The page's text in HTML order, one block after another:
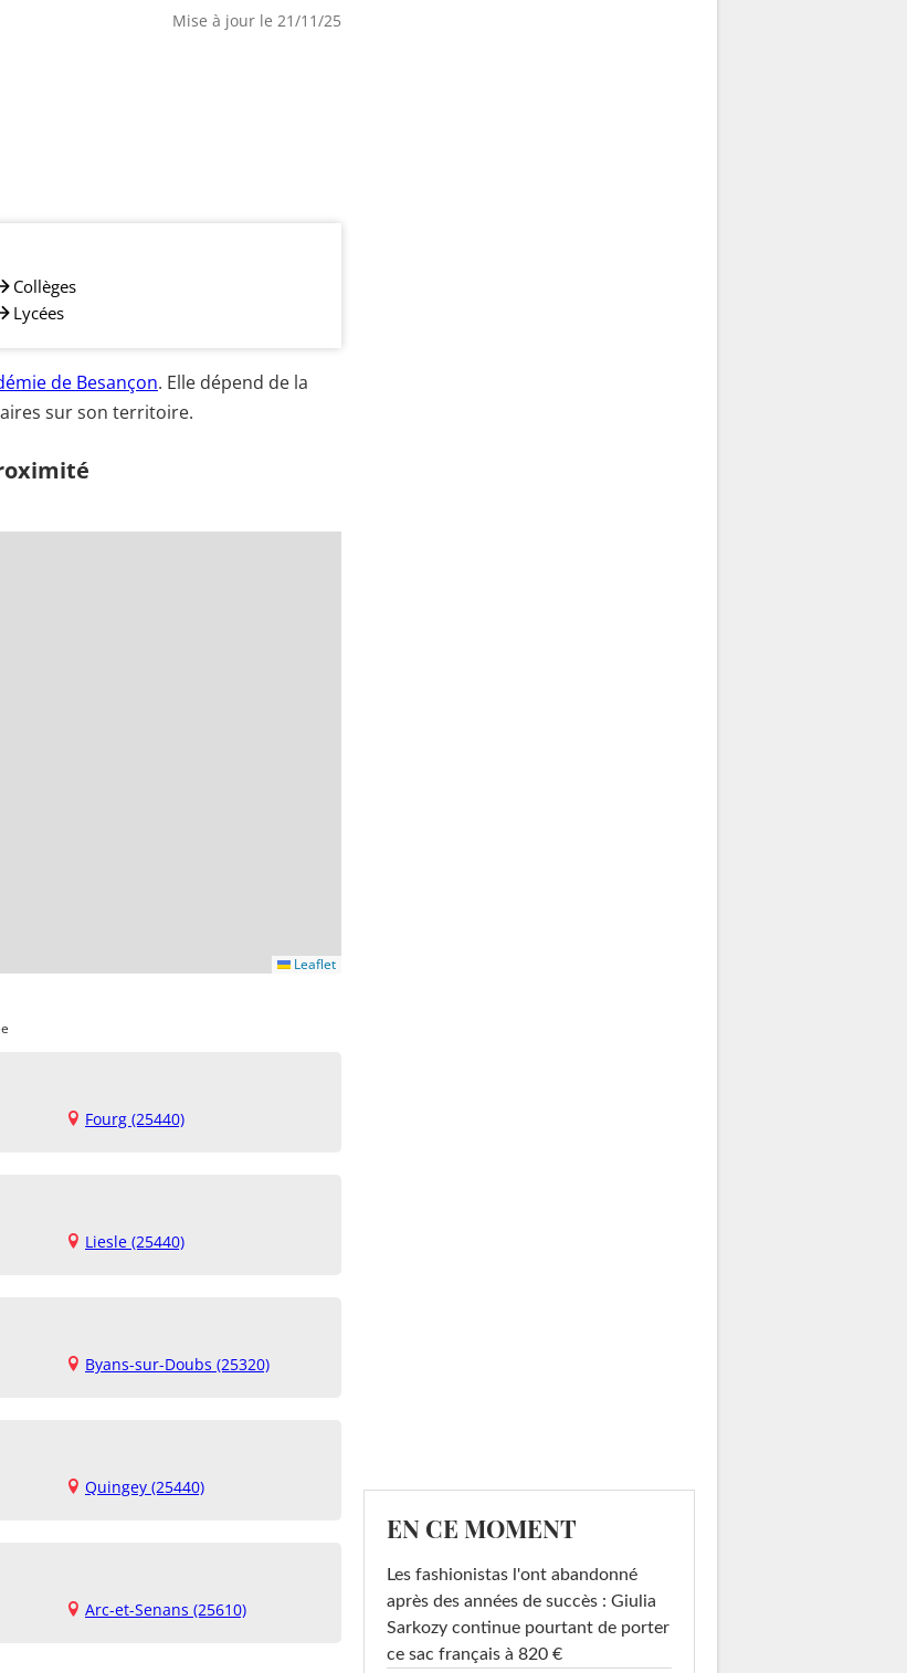
Mise à jour le 21/11/25
Collèges
Lycées
de Besançon. Elle dépend de la
sur son territoire.
Leaflet
Fourg (25440)
Liesle (25440)
Byans-sur-Doubs (25320)
Quingey (25440)
Arc-et-Senans (25610)
EN CE MOMENT
Les fashionistas l'ont abandonné
après des années de succès : Giulia
Sarkozy continue pourtant de porter
ce sac français à 820 €